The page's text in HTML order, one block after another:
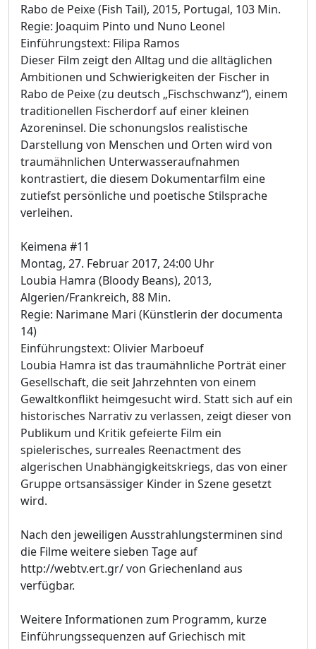
Rabo de Peixe (Fish Tail), 2015, Portugal, 103 Min.
Regie: Joaquim Pinto und Nuno Leonel
Einführungstext: Filipa Ramos
Dieser Film zeigt den Alltag und die alltäglichen
Ambitionen und Schwierigkeiten der Fischer in
Rabo de Peixe (zu deutsch „Fischschwanz“), einem
traditionellen Fischerdorf auf einer kleinen
Azoreninsel. Die schonungslos realistische
Darstellung von Menschen und Orten wird von
traumähnlichen Unterwasseraufnahmen
kontrastiert, die diesem Dokumentarfilm eine
zutiefst persönliche und poetische Stilsprache
verleihen.
Keimena #11
Montag, 27. Februar 2017, 24:00 Uhr
Loubia Hamra (Bloody Beans), 2013,
Algerien/Frankreich, 88 Min.
Regie: Narimane Mari (Künstlerin der documenta
14)
Einführungstext: Olivier Marboeuf
Loubia Hamra ist das traumähnliche Porträt einer
Gesellschaft, die seit Jahrzehnten von einem
Gewaltkonflikt heimgesucht wird. Statt sich auf ein
historisches Narrativ zu verlassen, zeigt dieser von
Publikum und Kritik gefeierte Film ein
spielerisches, surreales Reenactment des
algerischen Unabhängigkeitskriegs, das von einer
Gruppe ortsansässiger Kinder in Szene gesetzt
wird.
Nach den jeweiligen Ausstrahlungsterminen sind
die Filme weitere sieben Tage auf
http://webtv.ert.gr/ von Griechenland aus
verfügbar.
Weitere Informationen zum Programm, kurze
Einführungssequenzen auf Griechisch mit